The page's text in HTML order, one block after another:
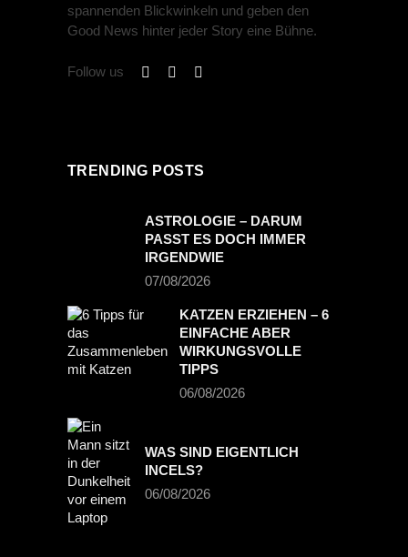
spannenden Blickwinkeln und geben den
Good News hinter jeder Story eine Bühne.
Follow us
TRENDING POSTS
ASTROLOGIE – DARUM
PASST ES DOCH IMMER
IRGENDWIE
07/08/2026
KATZEN ERZIEHEN – 6
EINFACHE ABER
WIRKUNGSVOLLE
TIPPS
06/08/2026
WAS SIND EIGENTLICH
INCELS?
06/08/2026